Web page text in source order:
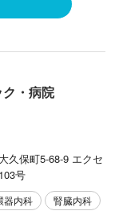
ク・病院
久保町5-68-9 エクセ
号
器内科 腎臓内科